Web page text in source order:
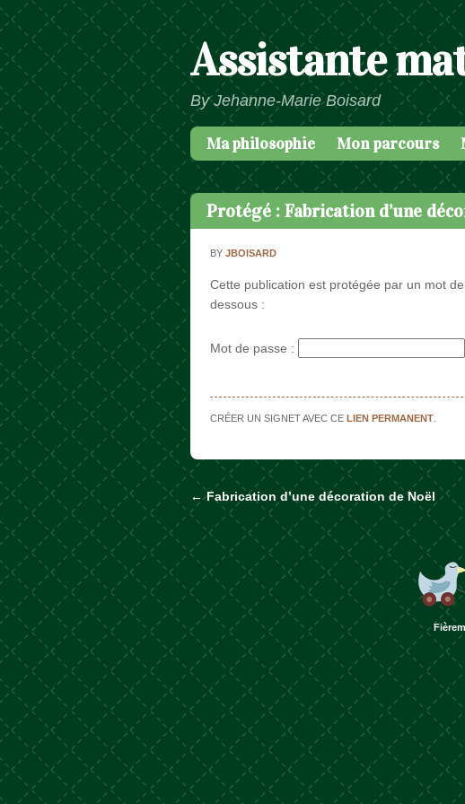
Assistante
By Jehanne-Marie Boisard
Menu
Passer au contenu
Ma philosophie Mon parcours
Protégé : Fabrication d’une
BYJBOISARD
Cette publication est protégée par un mot
dessous :
Mot de passe :
CRÉER UN SIGNET AVEC CELIEN PERMANENT
Naviguer dans les
←Fabrication d’une décoration de Noël